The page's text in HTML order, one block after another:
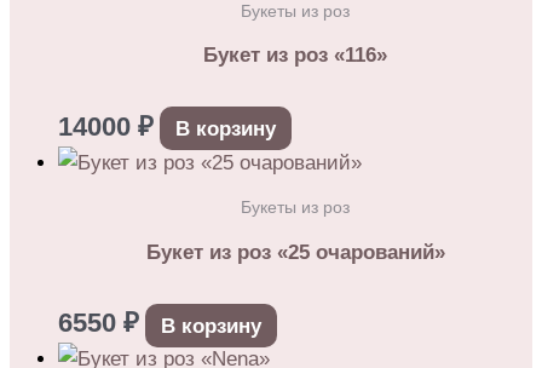
Букеты из роз
Букет из роз «116»
14000 ₽ В корзину
Букеты из роз
Букет из роз «25 очарований»
6550 ₽ В корзину